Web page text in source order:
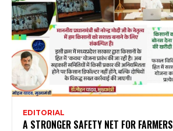
EDITORIAL
A STRONGER SAFETY NET FOR FARMERS